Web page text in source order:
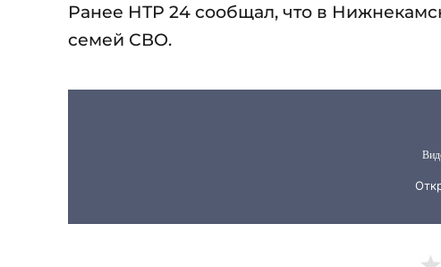
Ранее НТР 24 сообщал, что в
семей СВО.